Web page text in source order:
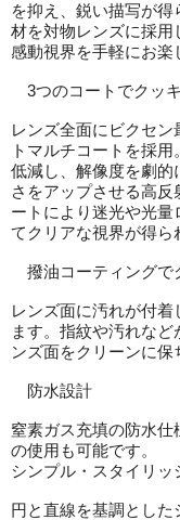
を抑え、鋭い描写が
材を対物レンズに採用
感動視界を手軽にお楽
3つのコートでクッ
レンズ全面にビクセ
トマルチコートを採
低減し、解像度を劇的
さをアップさせる高
ートにより迷光や光
てクリアな視界が得ら
撥油コーティングで
レンズ面に汚れが付
ます。指紋や汚れな
ンズ面をクリーンに保
防水設計
窒素ガス充填の防水
の使用も可能です。
シンプル・スタイリッ
円と直線を基調とした